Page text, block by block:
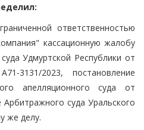
ответственностью
кассационную жалобу
Удмуртской Республики от
3131/2023, постановление
апелляционного суда от
Арбитражного суда Уральского
же делу.